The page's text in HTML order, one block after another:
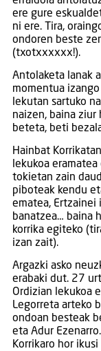
ere gure
ni ere. Tira,
ondoren beste
(txotxxxxxx!).
Antolaketa lanak
momentua
lekutan sartuko
naizen, baina
beteta, beti
Hainbat
lekukoa
tokietan zain
piboteak kendu
ematea, Ertzainei
banatzea… baina
korrika egiteko
izan zait).
Argazki asko
erabaki dut. 27
Ordizian lekukoa
Legorreta arteko
ondoan besteak
eta Adur
Korrikaro hor